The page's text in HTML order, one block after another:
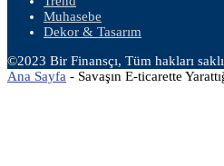
Muhasebe
Dekor & Tasarım
©2023 Bir Finansçı, Tüm hakları
Ana Sayfa - Savaşın E-ticarette